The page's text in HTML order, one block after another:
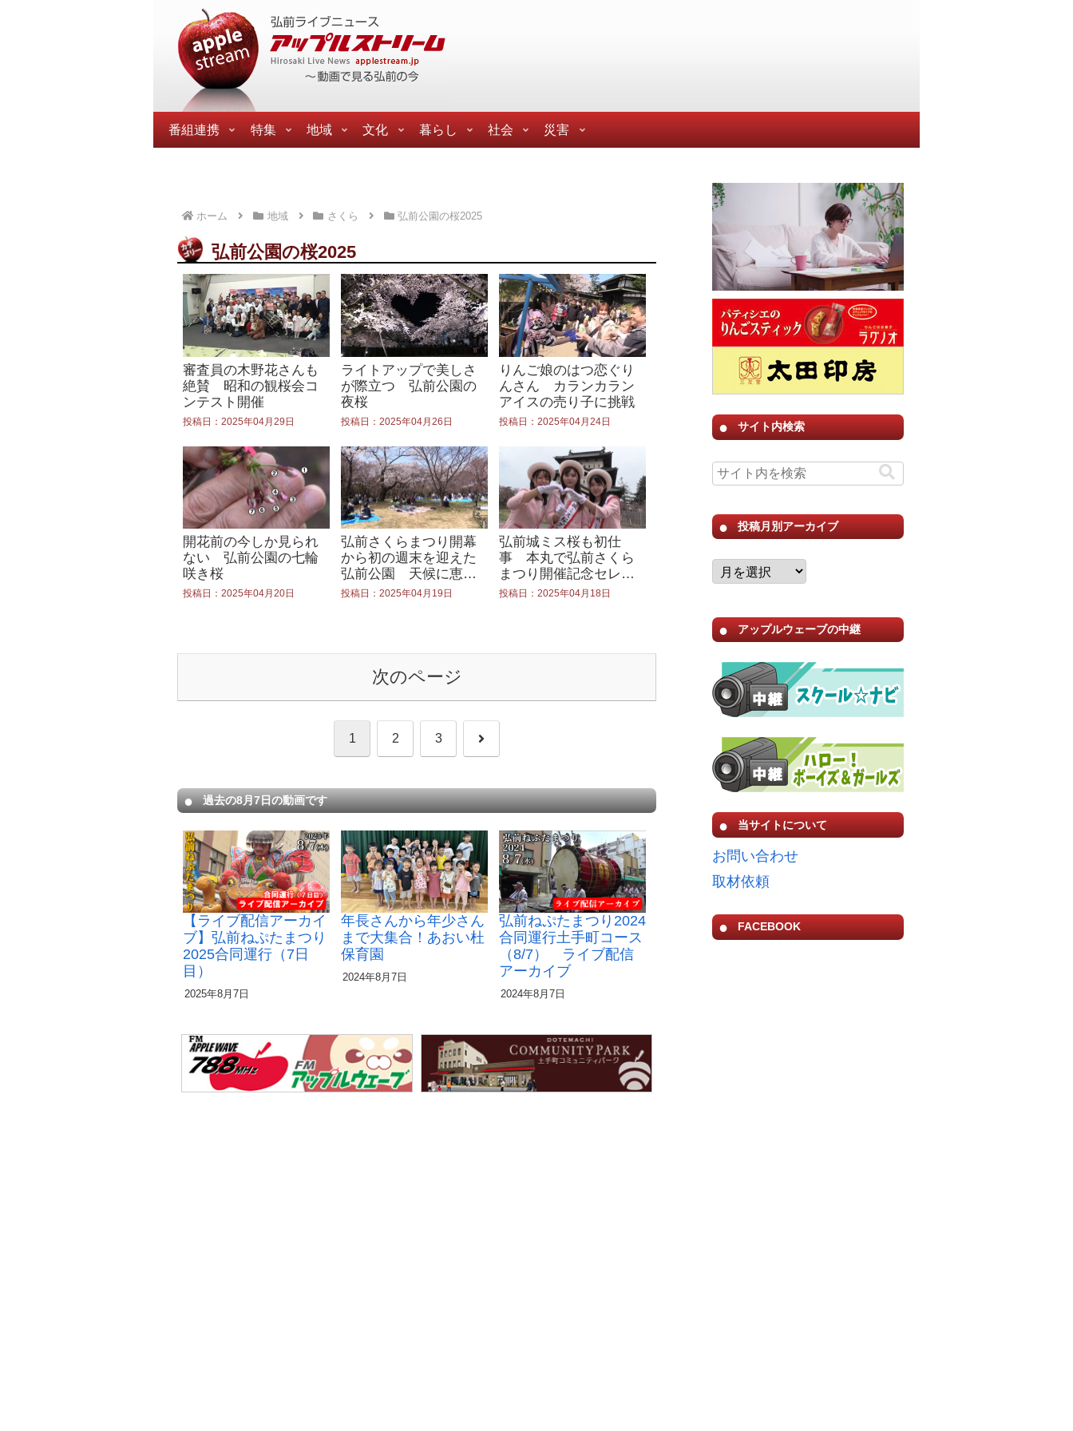
番組連携 特集 地域 文化 暮らし 社会 災害
ホーム 地域 さくら 弘前公園の桜2025
弘前公園の桜2025
審査員の木野花さんも
絶賛 昭和の観桜会コ
ンテスト開催
投稿日：2025年04月29日
ライトアップで美しさ
が際立つ 弘前公園の
夜桜
投稿日：2025年04月26日
りんご娘のはつ恋ぐり
んさん カランカラン
アイスの売り子に挑戦
投稿日：2025年04月24日
開花前の今しか見られ
ない 弘前公園の七輪
咲き桜
投稿日：2025年04月20日
弘前さくらまつり開幕
から初の週末を迎えた
弘前公園 天候に恵ま
れ賑わう園内
投稿日：2025年04月19日
弘前城ミス桜も初仕
事 本丸で弘前さくら
まつり開催記念セレモ
ニー
投稿日：2025年04月18日
次のページ
1 2 3 次
過去の8月7日の動画です
【ライブ配信アーカイ
ブ】弘前ねぷたまつり
2025合同運行（7日
目）
2025年8月7日
年長さんから年少さん
まで大集合！あおい杜
保育園
2024年8月7日
弘前ねぷたまつり2024
合同運行土手町コース
（8/7） ライブ配信
アーカイブ
2024年8月7日
サイト内検索
投稿月別アーカイブ
アップルウェーブの中継
当サイトについて
お問い合わせ
取材依頼
FACEBOOK